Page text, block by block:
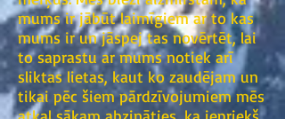
mums ir jābūt laimīgiem ar to kas
mums ir un jāspej tas novērtēt, lai
to saprastu ar mums notiek arī
sliktas lietas, kaut ko zaudējam un
tikai pēc šiem pārdzīvojumiem mēs